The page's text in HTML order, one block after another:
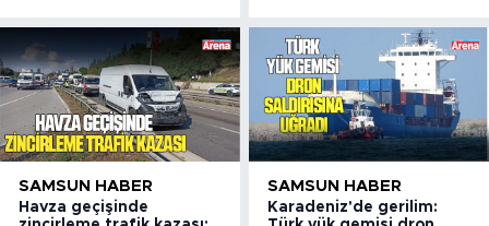
SAMSUN HABER
Havza geçişinde
SAMSUN HABER
Karadeniz'de gerilim: